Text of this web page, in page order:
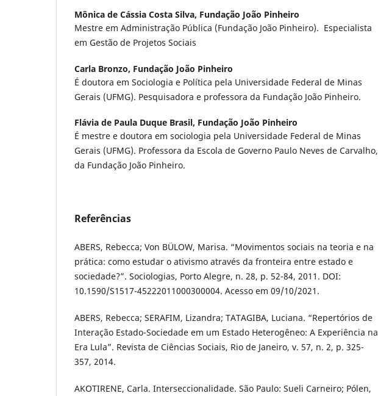
Mônica de Cássia Costa Silva, Fundação João Pinheiro
Mestre em Administração Pública (Fundação João Pinheiro). Especialista
em Gestão de Projetos Sociais
Carla Bronzo, Fundação João Pinheiro
É doutora em Sociologia e Política pela Universidade Federal de Minas
Gerais (UFMG). Pesquisadora e professora da Fundação João Pinheiro.
Flávia de Paula Duque Brasil, Fundação João Pinheiro
É mestre e doutora em sociologia pela Universidade Federal de Minas
Gerais (UFMG). Professora da Escola de Governo Paulo Neves de Carvalho,
da Fundação João Pinheiro.
Referências
ABERS, Rebecca; Von BÜLOW, Marisa. “Movimentos sociais na teoria e na
prática: como estudar o ativismo através da fronteira entre estado e
sociedade?”. Sociologias, Porto Alegre, n. 28, p. 52-84, 2011. DOI:
10.1590/S1517-45222011000300004. Acesso em 09/10/2021.
ABERS, Rebecca; SERAFIM, Lizandra; TATAGIBA, Luciana. “Repertórios de
Interação Estado-Sociedade em um Estado Heterogêneo: A Experiência na
Era Lula”. Revista de Ciências Sociais, Rio de Janeiro, v. 57, n. 2, p. 325-
357, 2014.
AKOTIRENE, Carla. Interseccionalidade. São Paulo: Sueli Carneiro; Pólen,